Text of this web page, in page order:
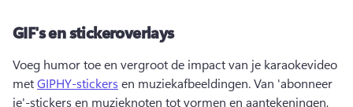
GIF's en stickeroverlays
Voeg humor toe en vergroot de impact van je karaokevideo
met GIPHY-stickers en muziekafbeeldingen. Van 'abonneer
je'-stickers en muzieknoten tot vormen en aantekeningen,